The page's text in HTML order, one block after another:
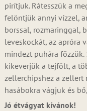
pirítjuk. Rátesszük a
felöntjük annyi vízzel,
borssal, rozmaringgal,
leveskockát, az apróra
mindezt puhára
kikeverjük a tejfölt, a
zellerchipshez a zellert
hasábokra vágjuk és
Jó étvágyat kívánok!